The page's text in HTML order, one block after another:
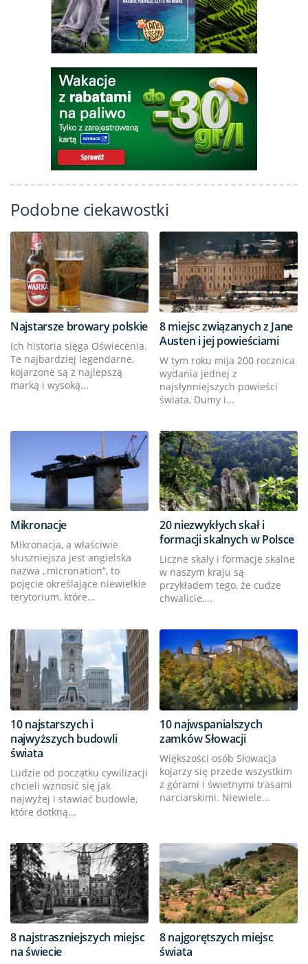
Podobne ciekawostki
Najstarsze browary polskie
Ich historia sięga Oświecenia.
Te najbardziej legendarne,
kojarzone są z najlepszą
marką i wysoką...
8 miejsc związanych z Jane
Austen i jej powieściami
W tym roku mija 200 rocznica
wydania jednej z
najsłynniejszych powieści
świata, Dumy i...
Mikronacje
Mikronacja, a właściwie
słuszniejsza jest angielska
nazwa „micronation”, to
pojęcie określające niewielkie
terytorium, które...
20 niezwykłych skał i
formacji skalnych w Polsce
Liczne skały i formacje skalne
w naszym kraju są
przykładem tego, że cudze
chwalicie,...
10 najstarszych i
najwyższych budowli
świata
Ludzie od początku cywilizacji
chcieli wznosić się jak
najwyżej i stawiać budowle,
które dotkną...
10 najwspanialszych
zamków Słowacji
Większości osób Słowacja
kojarzy się przede wszystkim
z górami i świetnymi trasami
narciarskimi. Niewiele...
8 najstraszniejszych miejsc
na świecie
8 najgorętszych miejsc
świata